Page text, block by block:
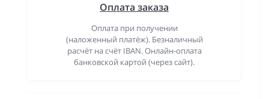
Оплата заказа
Оплата при получении
(наложенный платёж). Безналичный
расчёт на счёт IBAN. Онлайн-оплата
банковской картой (через сайт).